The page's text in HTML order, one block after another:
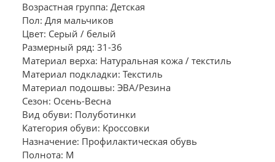
Возрастная группа: Детская
Пол: Для мальчиков
Цвет: Серый / белый
Размерный ряд: 31-36
Материал верха: Натуральная кожа / текстиль
Материал подкладки: Текстиль
Материал подошвы: ЭВА/Резина
Сезон: Осень-Весна
Вид обуви: Полуботинки
Категория обуви: Кроссовки
Назначение: Профилактическая обувь
Полнота: M